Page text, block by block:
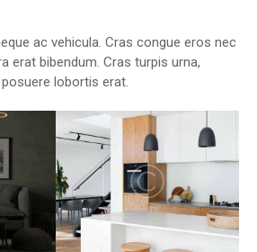
ac vehicula. Cras congue eros nec
erat bibendum. Cras turpis urna,
lobortis erat.